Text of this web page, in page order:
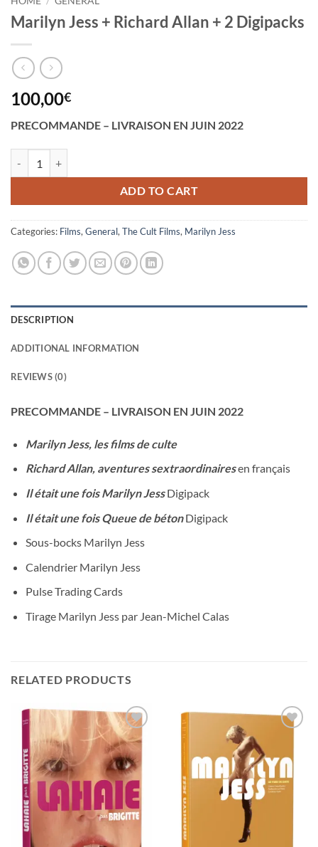
Marilyn Jess + Richard Allan + 2 Digipacks
100,00€
PRECOMMANDE – LIVRAISON EN JUIN 2022
ADD TO CART
Categories: Films, General, The Cult Films, Marilyn Jess
DESCRIPTION
ADDITIONAL INFORMATION
REVIEWS (0)
PRECOMMANDE – LIVRAISON EN JUIN 2022
Marilyn Jess, les films de culte
Richard Allan, aventures sextraordinairesen français
Il était une fois Marilyn JessDigipack
Il était une fois Queue de bétonDigipack
Sous-bocks Marilyn Jess
Calendrier Marilyn Jess
Pulse Trading Cards
Tirage Marilyn Jess par Jean-Michel Calas
RELATED PRODUCTS
Ajouter
wishlist
wishlist